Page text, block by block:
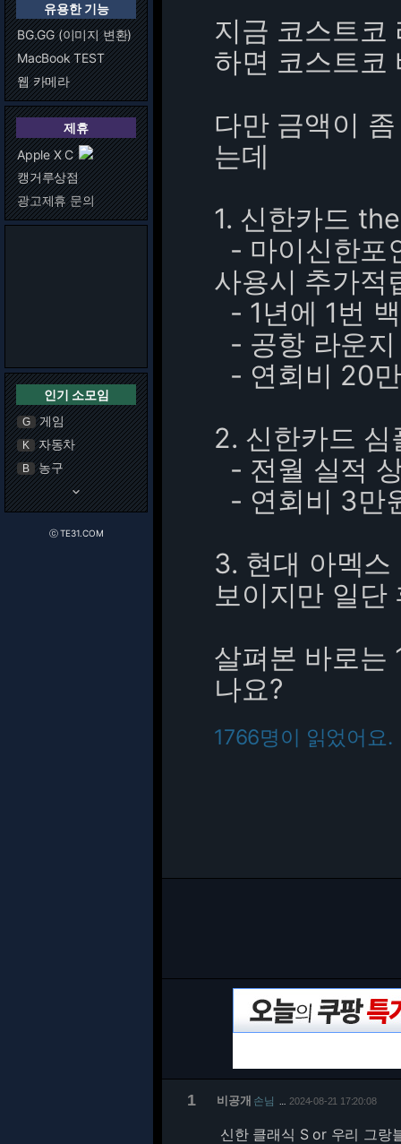
유용한 기능
BG.GG (이미지 변환)
MacBook TEST
웹 카메라
제휴
Apple X C
캥거루상점
광고제휴 문의
인기 소모임
G 게임
K 자동차
B 농구
keyboard_arrow_down
ⓒ TE31.COM
지금 코스트코
하면 코스트코
다만 금액이
는데
1. 신한카드
- 마이신한포
사용시 추가적
- 1년에 1번
- 공항 라운
- 연회비 20
2. 신한카드
- 전월 실적
- 연회비 3만
3. 현대 아멕
보이지만 일단
살펴본 바로는
나요?
1766명이 읽었어요.
1 비공개 손님 2024-08-21 17:20:08
신한 클래식 S or 우리 그랑